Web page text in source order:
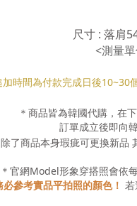
尺寸 : 落肩
<測量
加時間為付款完成日後10~30
＊商品皆為韓國代購，在
訂單成立後即向
除了商品本身瑕疵可更換新品
＊官網Model形象穿搭照會依
必參考實品平拍照的顏色！ 若